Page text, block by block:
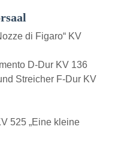
di Figaro“ KV
D-Dur KV 136
Streicher F-Dur KV
525 „Eine kleine